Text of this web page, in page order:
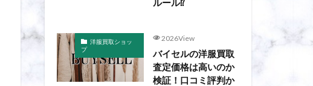
ルール⁉
洋服買取ショッ
プ
2026View
バイセルの洋服買取
査定価格は高いのか
検証！口コミ評判か